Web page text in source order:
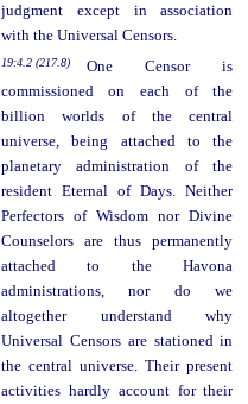
judgment except in association
with the Universal Censors.
19:4.2 (217.8)
One Censor is
commissioned on each of the
billion worlds of the central
universe, being attached to the
planetary administration of the
resident Eternal of Days. Neither
Perfectors of Wisdom nor Divine
Counselors are thus permanently
attached to the Havona
administrations, nor do we
altogether understand why
Universal Censors are stationed in
the central universe. Their present
activities hardly account for their